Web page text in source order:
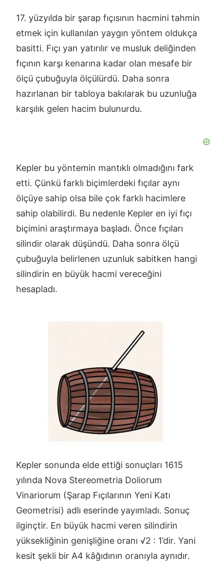
17. yüzyılda bir şarap fıçısının hacmini tahmin
etmek için kullanılan yaygın yöntem oldukça
basitti. Fıçı yan yatırılır ve musluk deliğinden
fıçının karşı kenarına kadar olan mesafe bir
ölçü çubuğuyla ölçülürdü. Daha sonra
hazırlanan bir tabloya bakılarak bu uzunluğa
karşılık gelen hacim bulunurdu.
Kepler bu yöntemin mantıklı olmadığını fark
etti. Çünkü farklı biçimlerdeki fıçılar aynı
ölçüye sahip olsa bile çok farklı hacimlere
sahip olabilirdi. Bu nedenle Kepler en iyi fıçı
biçimini araştırmaya başladı. Önce fıçıları
silindir olarak düşündü. Daha sonra ölçü
çubuğuyla belirlenen uzunluk sabitken hangi
silindirin en büyük hacmi vereceğini
hesapladı.
Kepler sonunda elde ettiği sonuçları 1615
yılında Nova Stereometria Doliorum
Vinariorum (Şarap Fıçılarının Yeni Katı
Geometrisi) adlı eserinde yayımladı. Sonuç
ilginçtir. En büyük hacmi veren silindirin
yüksekliğinin genişliğine oranı √2 : 1’dir. Yani
kesit şekli bir A4 kâğıdının oranıyla aynıdır.